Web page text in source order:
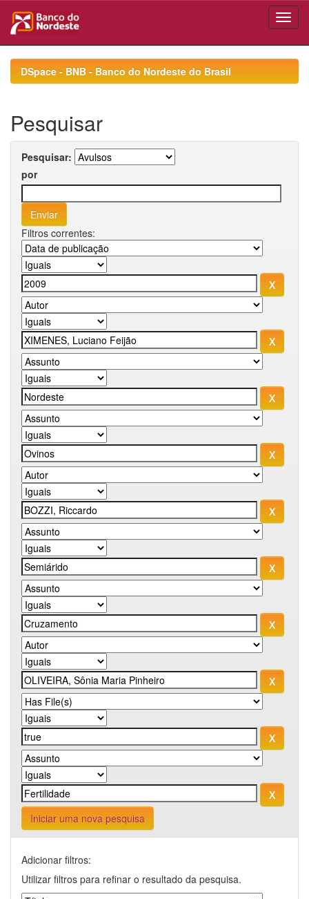
navigationDSpace - BNB - Banco do Nordeste do Brasil
Pesquisar
Pesquisar:
por
Filtros correntes:
Iniciar uma nova pesquisa
Adicionar filtros:
Utilizar filtros para refinar o resultado da pesquisa.